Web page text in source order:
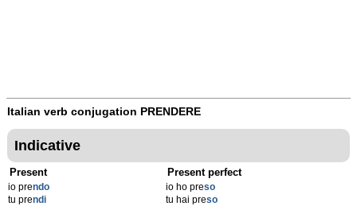
Italian verb conjugation PRENDERE
Indicative
Present
io prendo
tu prendi
Present perfect
io ho preso
tu hai preso